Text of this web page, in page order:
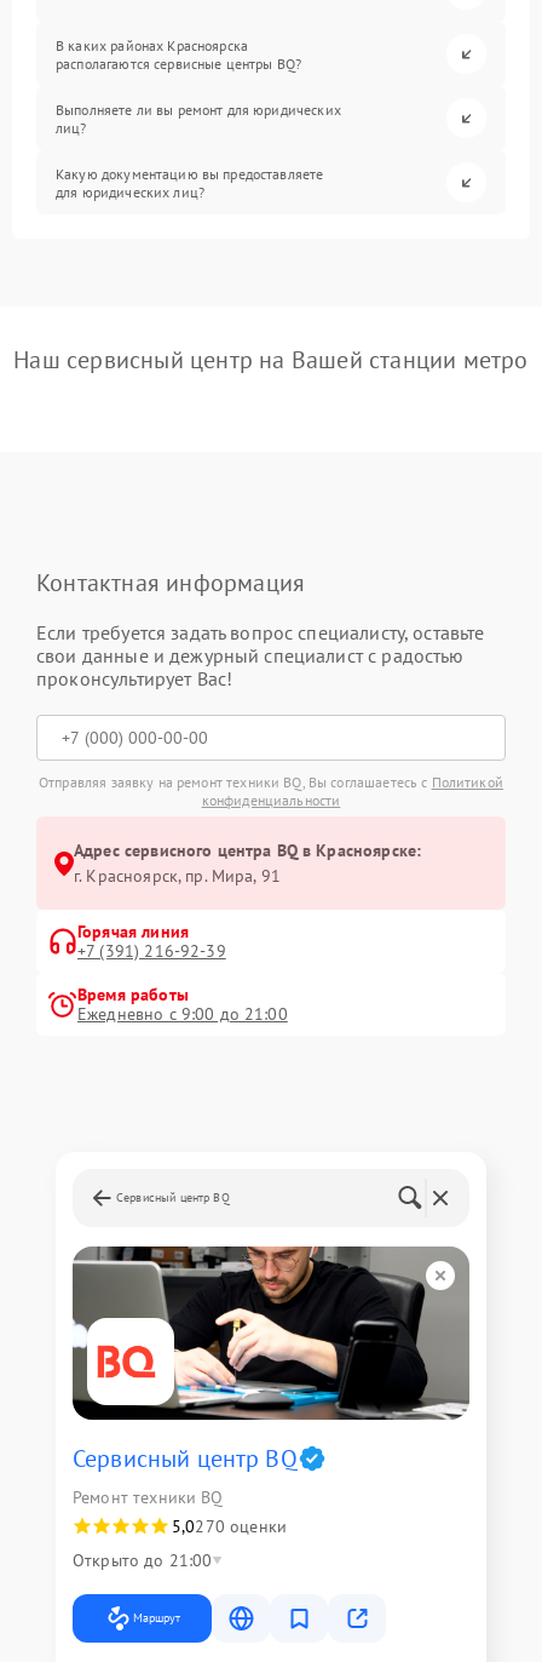
В каких районах Красноярска
располагаются сервисные центры BQ?
Выполняете ли вы ремонт для юридических
лиц?
Какую документацию вы предоставляете
для юридических лиц?
Наш сервисный центр на Вашей станции метро
Контактная информация
Если требуется задать вопрос специалисту, оставьте
свои данные и дежурный специалист с радостью
проконсультирует Вас!
Отправляя заявку на ремонт техники BQ, Вы соглашаетесь с Политикой
конфиденциальности
Адрес сервисного центра BQ в Красноярске:
г. Красноярск, ​пр. Мира, 91
Горячая линия
+7 (391) 216-92-39
Время работы
Ежедневно с 9:00 до 21:00
Сервисный центр BQ
Сервисный центр BQ
Ремонт техники BQ
5,0270 оценки
Открыто до 21:00
Маршрут